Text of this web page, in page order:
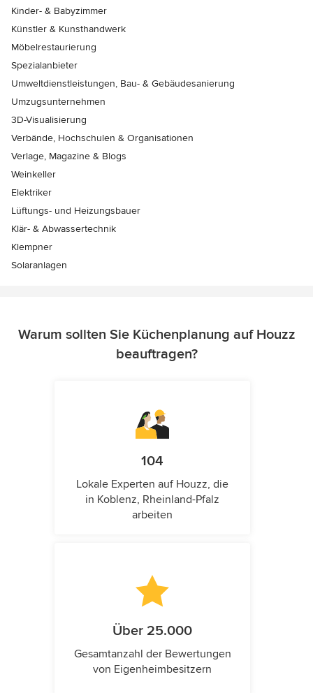
Kinder- & Babyzimmer
Künstler & Kunsthandwerk
Möbelrestaurierung
Spezialanbieter
Umweltdienstleistungen, Bau- & Gebäudesanierung
Umzugsunternehmen
3D-Visualisierung
Verbände, Hochschulen & Organisationen
Verlage, Magazine & Blogs
Weinkeller
Elektriker
Lüftungs- und Heizungsbauer
Klär- & Abwassertechnik
Klempner
Solaranlagen
Warum sollten Sie Küchenplanung auf Houzz
beauftragen?
104
Lokale Experten auf Houzz, die
in Koblenz, Rheinland-Pfalz
arbeiten
Über 25.000
Gesamtanzahl der Bewertungen
von Eigenheimbesitzern